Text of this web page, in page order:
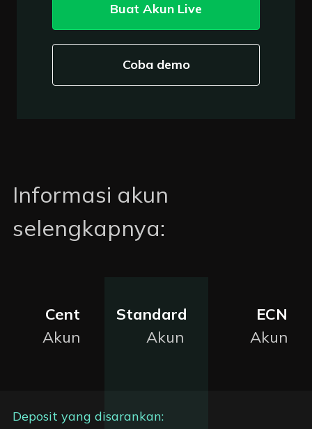
Buat Akun Live
Coba demo
Informasi akun
selengkapnya:
Cent
Akun
Standard
Akun
ECN
Akun
Deposit yang disarankan: